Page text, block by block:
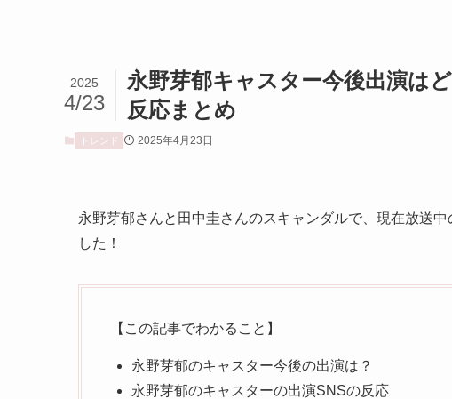
永野芽郁キャスター今後出演は
反応まとめ
2025
4/23
トレンド 2025年4月23日
永野芽郁さんと田中圭さんのスキャンダルで、現在放送
した！
【この記事でわかること】
永野芽郁のキャスター今後の出演は？
永野芽郁のキャスターの出演SNSの反応